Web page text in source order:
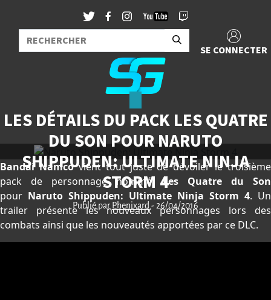
SE CONNECTER
LES DÉTAILS DU PACK LES QUATRE
DU SON POUR NARUTO
SHIPPUDEN: ULTIMATE NINJA
STORM 4
Publié parPhenixard- 26/04/2016
Bandai Namcovient tout juste de dévoiler le troisième
pack de personnage nommé,Les Quatre du Son
pour Naruto Shippuden: Ultimate Ninja Storm 4. Un
trailer présente les nouveaux personnages lors des
combats ainsi que les nouveautés apportées par ce DLC.